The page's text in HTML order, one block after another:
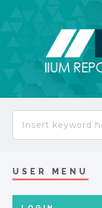
USER MENU